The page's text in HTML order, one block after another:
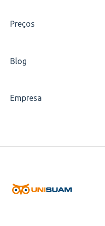
Preços
Blog
Empresa